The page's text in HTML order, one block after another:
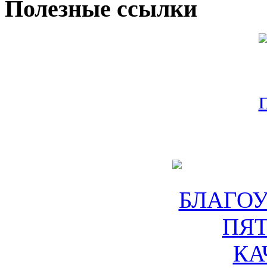
Полезные ссылки